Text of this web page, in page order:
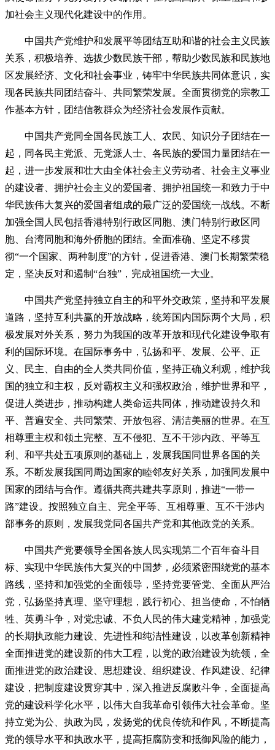
加社会主义现代化建设中的作用。
中国共产党维护和发展平等团结互助和谐的社会主义民族
关系，积极培养、选拔少数民族干部，帮助少数民族和民族地
区发展经济、文化和社会事业，铸牢中华民族共同体意识，实
现各民族共同团结奋斗、共同繁荣发展。全面贯彻党的宗教工
作基本方针，团结信教群众为经济社会发展作贡献。
中国共产党同全国各民族工人、农民、知识分子团结在一
起，同各民主党派、无党派人士、各民族的爱国力量团结在一
起，进一步发展和壮大由全体社会主义劳动者、社会主义事业
的建设者、拥护社会主义的爱国者、拥护祖国统一和致力于中
华民族伟大复兴的爱国者组成的最广泛的爱国统一战线。不断
加强全国人民包括香港特别行政区同胞、澳门特别行政区同
胞、台湾同胞和海外侨胞的团结。全面准确、坚定不移贯
彻“一个国家、两种制度”的方针，促进香港、澳门长期繁荣稳
定，坚决反对和遏制“台独”，完成祖国统一大业。
中国共产党坚持独立自主的和平外交政策，坚持和平发展
道路，坚持互利共赢的开放战略，统筹国内国际两个大局，积
极发展对外关系，努力为我国的改革开放和现代化建设争取有
利的国际环境。在国际事务中，弘扬和平、发展、公平、正
义、民主、自由的全人类共同价值，坚持正确义利观，维护我
国的独立和主权，反对霸权主义和强权政治，维护世界和平，
促进人类进步，推动构建人类命运共同体，推动建设持久和
平、普遍安全、共同繁荣、开放包容、清洁美丽的世界。在互
相尊重主权和领土完整、互不侵犯、互不干涉内政、平等互
利、和平共处五项原则的基础上，发展我国同世界各国的关
系。不断发展我国同周边国家的睦邻友好关系，加强同发展中
国家的团结与合作。遵循共商共建共享原则，推进“一带一
路”建设。按照独立自主、完全平等、互相尊重、互不干涉内
部事务的原则，发展我党同各国共产党和其他政党的关系。
中国共产党要领导全国各族人民实现第二个百年奋斗目
标、实现中华民族伟大复兴的中国梦，必须紧密围绕党的基本
路线，坚持和加强党的全面领导，坚持党要管党、全面从严治
党，弘扬坚持真理、坚守理想，践行初心、担当使命，不怕牺
牲、英勇斗争，对党忠诚、不负人民的伟大建党精神，加强党
的长期执政能力建设、先进性和纯洁性建设，以改革创新精神
全面推进党的建设新的伟大工程，以党的政治建设为统领，全
面推进党的政治建设、思想建设、组织建设、作风建设、纪律
建设，把制度建设贯穿其中，深入推进反腐败斗争，全面提高
党的建设科学化水平，以伟大自我革命引领伟大社会革命。坚
持立党为公、执政为民，发扬党的优良传统和作风，不断提高
党的领导水平和执政水平，提高拒腐防变和抵御风险的能力，